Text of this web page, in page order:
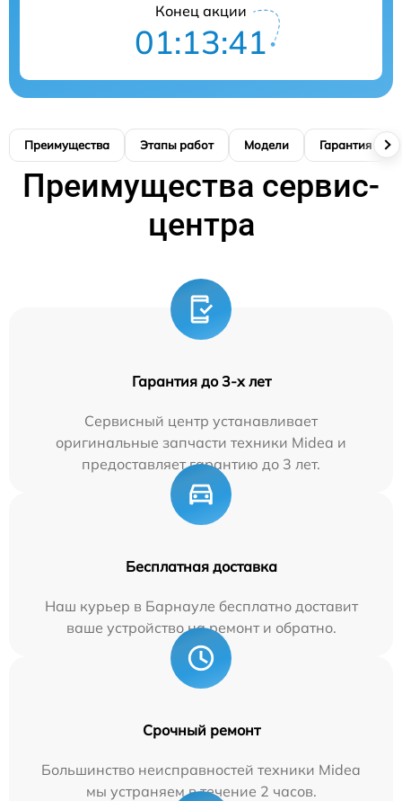
Конец акции
01:13:41
Преимущества Этапы работ Модели Гарантия
Преимущества сервис-
центра
Гарантия до 3-х лет
Сервисный центр устанавливает
оригинальные запчасти техники Midea и
предоставляет гарантию до 3 лет.
Бесплатная доставка
Наш курьер в Барнауле бесплатно доставит
ваше устройство на ремонт и обратно.
Срочный ремонт
Большинство неисправностей техники Midea
мы устраняем в течение 2 часов.